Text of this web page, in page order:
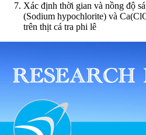
Xác định thời gian và nồng độ
(Sodium hypochlorite) và
trên thịt cá tra phi lê